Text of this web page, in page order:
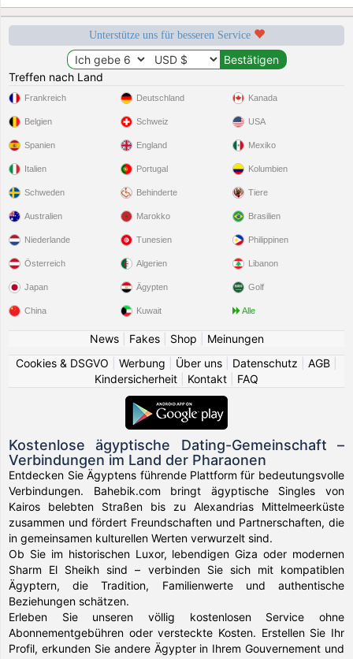
Unterstütze uns für besseren Service
Treffen nach Land
Frankreich
Belgien
Spanien
Italien
Schweden
Deutschland
Schweiz
England
Portugal
Behinderte
Kanada
USA
Mexiko
Kolumbien
Tiere
Australien
Niederlande
Österreich
Japan
China
Marokko
Tunesien
Algerien
Ägypten
Kuwait
Brasilien
Philippinen
Libanon
Golf
Alle
News| Fakes| Shop
Meinungen
Cookies & DSGVO
Werbung Über uns Datenschutz AGB
Kindersicherheit
Kontakt FAQ
Kostenlose ägyptische Dating-Gemeinschaft –
Verbindungen im Land der Pharaonen
Entdecken Sie Ägyptens führende Plattform für bedeutungsvolle
Verbindungen. Bahebik.com bringt ägyptische Singles von
Kairos belebten Straßen bis zu Alexandrias Mittelmeerküste
zusammen und fördert Freundschaften und Partnerschaften, die
in gemeinsamen kulturellen Werten verwurzelt sind.
Ob Sie im historischen Luxor, lebendigen Giza oder modernen
Sharm El Sheikh sind – verbinden Sie sich mit kompatiblen
Ägyptern, die Tradition, Familienwerte und authentische
Beziehungen schätzen.
Erleben Sie unseren völlig kostenlosen Service ohne
Abonnementgebühren oder versteckte Kosten. Erstellen Sie Ihr
Profil, erkunden Sie andere Ägypter in Ihrem Gouvernement und